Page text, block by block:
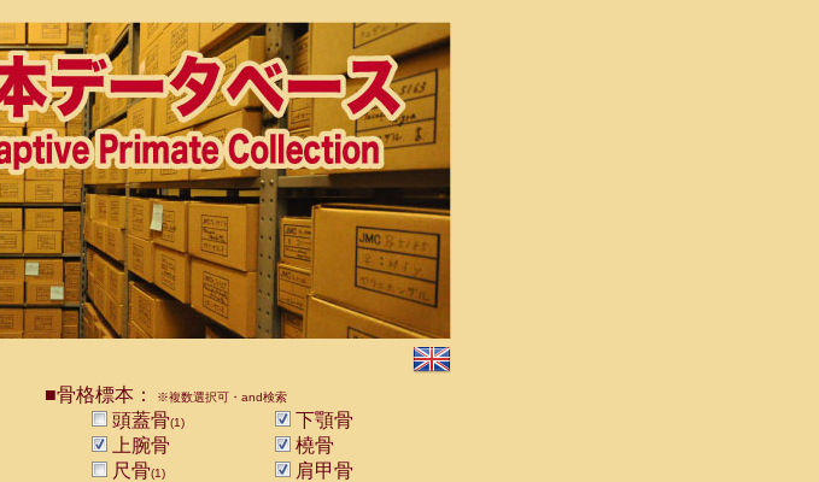
■骨格標本： ※複数選択可・and検索
頭蓋骨(1)
下顎骨
上腕骨
橈骨
尺骨(1)
肩甲骨